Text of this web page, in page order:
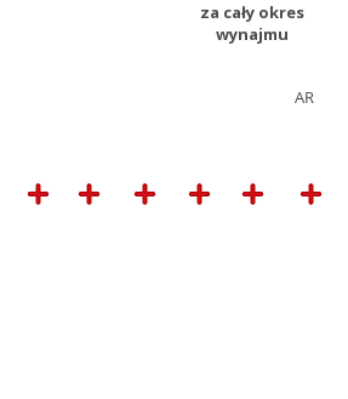
za cały okres
wynajmu
AR